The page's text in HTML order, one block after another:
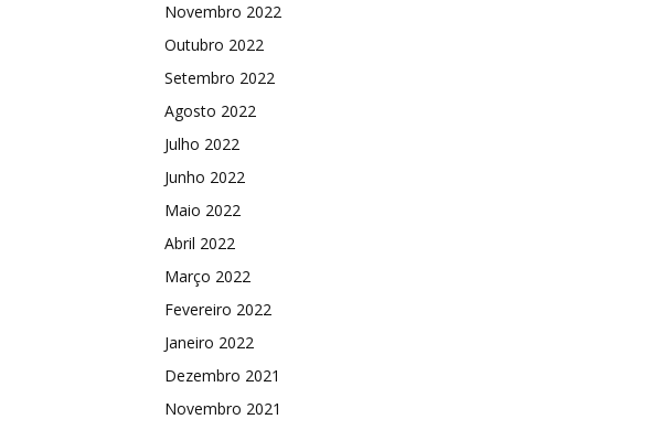
Novembro 2022
Outubro 2022
Setembro 2022
Agosto 2022
Julho 2022
Junho 2022
Maio 2022
Abril 2022
Março 2022
Fevereiro 2022
Janeiro 2022
Dezembro 2021
Novembro 2021